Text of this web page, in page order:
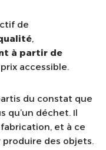
de
,
à partir de
accessible.
du constat que
qu’un déchet. Il
et à ce
des objets.